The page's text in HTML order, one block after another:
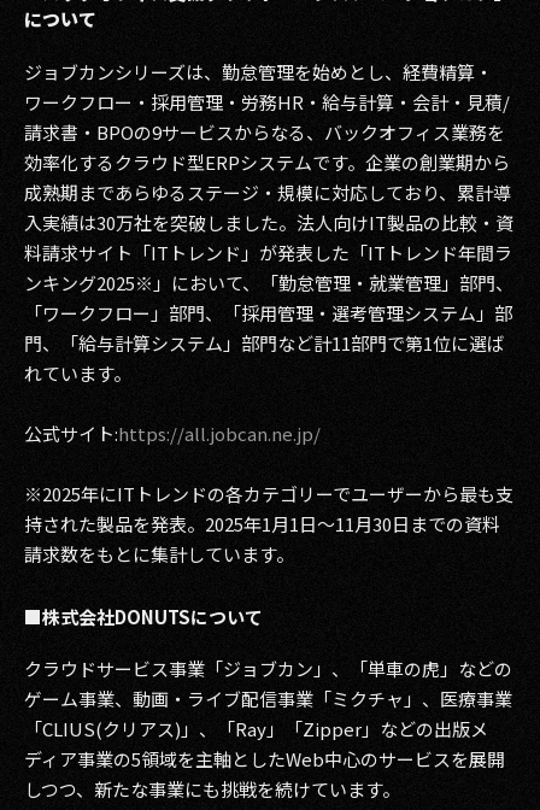
について
ジョブカンシリーズは、勤怠管理を始めとし、経費精算・
ワークフロー・採用管理・労務HR・給与計算・会計・見積/
請求書・BPOの9サービスからなる、バックオフィス業務を
効率化するクラウド型ERPシステムです。企業の創業期から
成熟期まであらゆるステージ・規模に対応しており、累計導
入実績は30万社を突破しました。法人向けIT製品の比較・資
料請求サイト「ITトレンド」が発表した「ITトレンド年間ラ
ンキング2025※」において、「勤怠管理・就業管理」部門、
「ワークフロー」部門、「採用管理・選考管理システム」部
門、「給与計算システム」部門など計11部門で第1位に選ば
れています。
公式サイト:https://all.jobcan.ne.jp/
※2025年にITトレンドの各カテゴリーでユーザーから最も支
持された製品を発表。2025年1月1日〜11月30日までの資料
請求数をもとに集計しています。
■株式会社DONUTSについて
クラウドサービス事業「ジョブカン」、「単車の虎」などの
ゲーム事業、動画・ライブ配信事業「ミクチャ」、医療事業
「CLIUS(クリアス)」、「Ray」「Zipper」などの出版メ
ディア事業の5領域を主軸としたWeb中心のサービスを展開
しつつ、新たな事業にも挑戦を続けています。